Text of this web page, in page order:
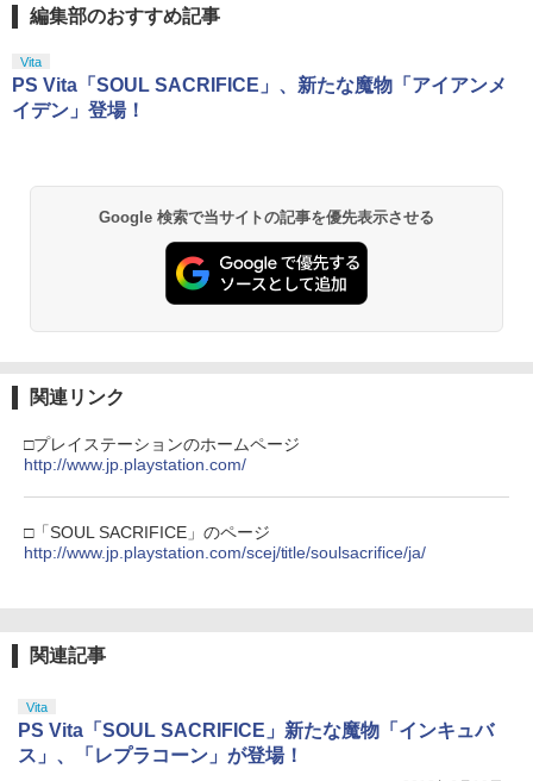
編集部のおすすめ記事
Vita
PS Vita「SOUL SACRIFICE」、新たな魔物「アイアンメ
イデン」登場！
Google 検索で当サイトの記事を優先表示させる
関連リンク
□プレイステーションのホームページ
http://www.jp.playstation.com/
□「SOUL SACRIFICE」のページ
http://www.jp.playstation.com/scej/title/soulsacrifice/ja/
関連記事
Vita
PS Vita「SOUL SACRIFICE」新たな魔物「インキュバ
ス」、「レプラコーン」が登場！